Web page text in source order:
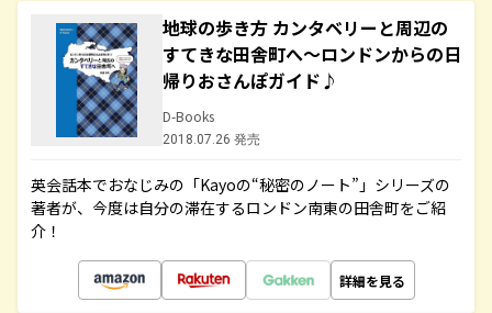
地球の歩き方 カンタベリーと周辺の
すてきな田舎町へ～ロンドンからの日
帰りおさんぽガイド♪
D-Books
2018.07.26 発売
英会話本でおなじみの「Kayoの“秘密のノート”」シリーズの
著者が、今度は自分の滞在するロンドン南東の田舎町をご紹
介！
詳細を見る